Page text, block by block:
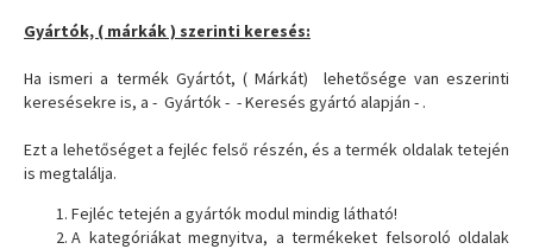
Gyártók, ( márkák ) szerinti keresés:
Ha ismeri a termék Gyártót, ( Márkát) lehetősége van eszerinti
keresésekre is, a - Gyártók - - Keresés gyártó alapján - .
Ezt a lehetőséget a fejléc felső részén, és a termék oldalak tetején
is megtalálja.
Fejléc tetején a gyártók modul mindig látható!
A kategóriákat megnyitva, a termékeket felsoroló oldalak